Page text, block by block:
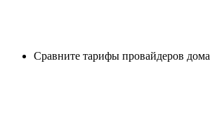
Сравните тарифы провайдеров дома